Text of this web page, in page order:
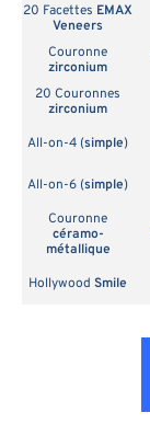
20 Facettes EMAX
Veneers
Couronne
zirconium
20 Couronnes
zirconium
All-on-4 (simple)
All-on-6 (simple)
Couronne
céramo-
métallique
Hollywood Smile